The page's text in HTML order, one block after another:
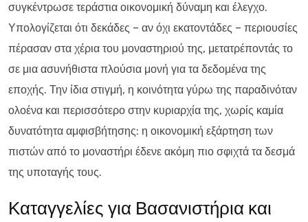
συγκέντρωσε τεράστια οικονομική δύναμη και έλεγχο.
Υπολογίζεται ότι δεκάδες – αν όχι εκατοντάδες – περιουσίες
πέρασαν στα χέρια του μοναστηριού της, μετατρέποντάς το
σε μια ασυνήθιστα πλούσια μονή για τα δεδομένα της
εποχής. Την ίδια στιγμή, η κοινότητα γύρω της παραδινόταν
ολοένα και περισσότερο στην κυριαρχία της, χωρίς καμία
δυνατότητα αμφισβήτησης: η οικονομική εξάρτηση των
πιστών από το μοναστήρι έδενε ακόμη πιο σφιχτά τα δεσμά
της υποταγής τους.
Καταγγελίες για Βασανιστήρια και